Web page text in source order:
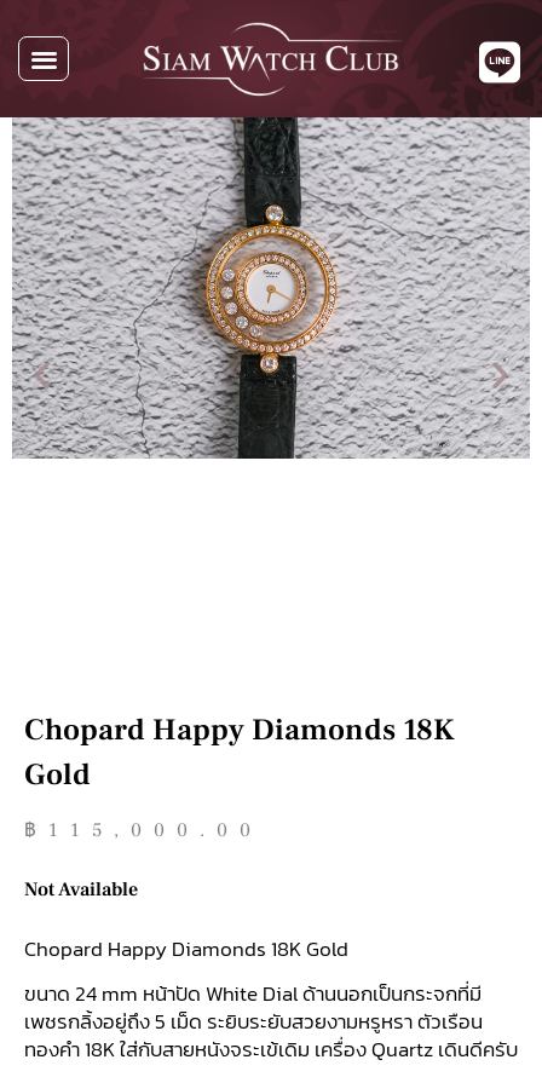
Chopard Happy Diamonds 18K
Gold
฿ 115,000.00
Not Available
Chopard Happy Diamonds 18K Gold
ขนาด 24 mm หน้าปัด White Dial ด้านนอกเป็นกระจกที่มี
เพชรกลิ้งอยู่ถึง 5 เม็ด ระยิบระยับสวยงามหรูหรา ตัวเรือน
ทองคำ 18K ใส่กับสายหนังจระเข้เดิม เครื่อง Quartz เดินดีครับ